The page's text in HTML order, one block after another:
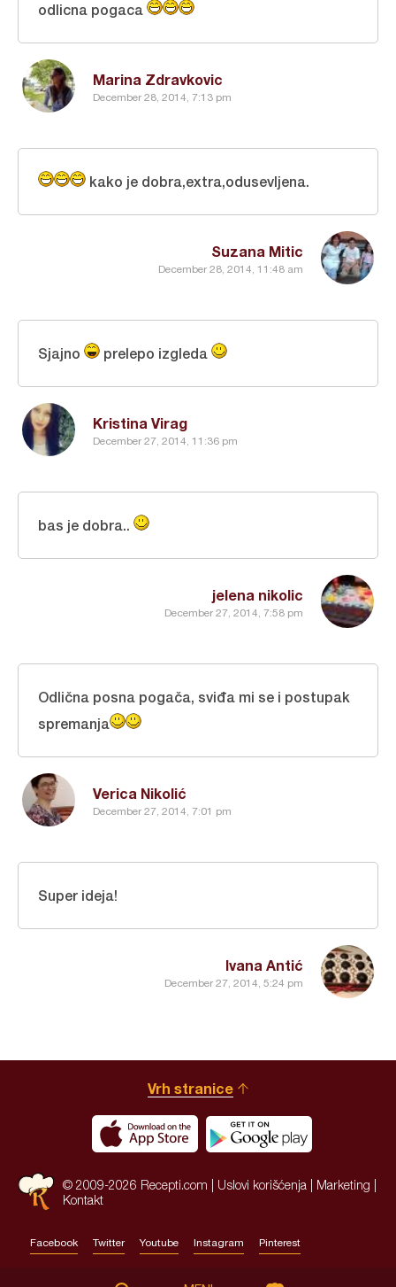
Marina Zdravkovic
December 28, 2014, 7:13 pm
odlicna pogaca
Suzana Mitic
December 28, 2014, 11:48 am
kako je dobra,extra,odusevljena.
Kristina Virag
December 27, 2014, 11:36 pm
Sjajno prelepo izgleda
jelena nikolic
December 27, 2014, 7:58 pm
bas je dobra..
Verica Nikolić
December 27, 2014, 7:01 pm
Odlična posna pogača, sviđa mi se i postupak
spremanja
Ivana Antić
December 27, 2014, 5:24 pm
Super ideja!
Vrh stranice
© 2009-2026 Recepti.com | Uslovi korišćenja Marketing
Kontakt
Facebook Twitter Youtube Instagram Pinterest